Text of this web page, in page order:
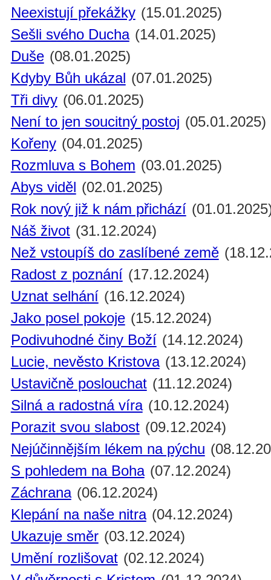
Neexistují překážky (15.01.2025)
Sešli svého Ducha (14.01.2025)
Duše (08.01.2025)
Kdyby Bůh ukázal (07.01.2025)
Tři divy (06.01.2025)
Není to jen soucitný postoj (05.01.2025)
Kořeny (04.01.2025)
Rozmluva s Bohem (03.01.2025)
Abys viděl (02.01.2025)
Rok nový již k nám přichází
Náš život (31.12.2024)
Než vstoupíš do zaslíbené země
Radost z poznání (17.12.2024)
Uznat selhání (16.12.2024)
Jako posel pokoje (15.12.2024)
Podivuhodné činy Boží (14.12.2024)
Lucie, nevěsto Kristova (13.12.2024)
Ustavičně poslouchat (11.12.2024)
Silná a radostná víra (10.12.2024)
Porazit svou slabost (09.12.2024)
Nejúčinnějším lékem na pýchu
S pohledem na Boha (07.12.2024)
Záchrana (06.12.2024)
Klepání na naše nitra (04.12.2024)
Ukazuje směr (03.12.2024)
Umění rozlišovat (02.12.2024)